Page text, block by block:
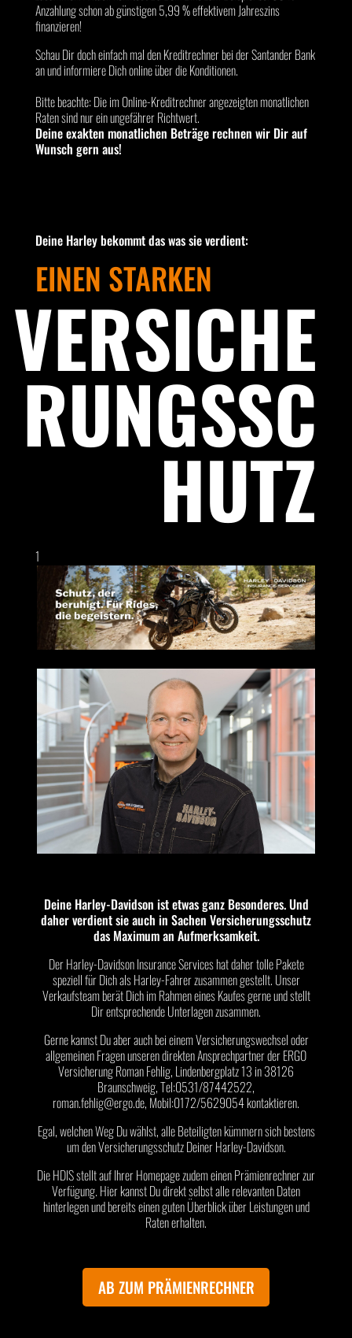
Anzahlung schon ab günstigen 5,99 % effektivem Jahreszins
finanzieren!
Schau Dir doch einfach mal den Kreditrechner bei der Santander Bank
an und informiere Dich online über die Konditionen.
Bitte beachte: Die im Online-Kreditrechner angezeigten monatlichen
Raten sind nur ein ungefährer Richtwert.
Deine exakten monatlichen Beträge rechnen wir Dir auf
Wunsch gern aus!
Deine Harley bekommt das was sie verdient:
EINEN STARKEN
VERSICHE
RUNGSSC
HUTZ
1
Deine Harley-Davidson ist etwas ganz Besonderes. Und
daher verdient sie auch in Sachen Versicherungsschutz
das Maximum an Aufmerksamkeit.
Der Harley-Davidson Insurance Services hat daher tolle Pakete
speziell für Dich als Harley-Fahrer zusammen gestellt. Unser
Verkaufsteam berät Dich im Rahmen eines Kaufes gerne und stellt
Dir entsprechende Unterlagen zusammen.
Gerne kannst Du aber auch bei einem Versicherungswechsel oder
allgemeinen Fragen unseren direkten Ansprechpartner der ERGO
Versicherung Roman Fehlig, Lindenbergplatz 13 in 38126
Braunschweig, Tel:0531/87442522,
roman.fehlig@ergo.de, Mobil:0172/5629054 kontaktieren.
Egal, welchen Weg Du wählst, alle Beteiligten kümmern sich bestens
um den Versicherungsschutz Deiner Harley-Davidson.
Die HDIS stellt auf Ihrer Homepage zudem einen Prämienrechner zur
Verfügung. Hier kannst Du direkt selbst alle relevanten Daten
hinterlegen und bereits einen guten Überblick über Leistungen und
Raten erhalten.
AB ZUM PRÄMIENRECHNER